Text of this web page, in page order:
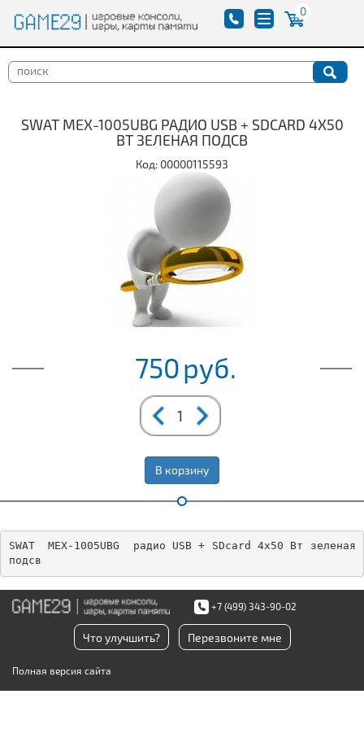
0
SWAT MEX-1005UBG РАДИО USB + SDCARD 4Х50
ВТ ЗЕЛЕНАЯ ПОДСВ
Код: 00000115593
750руб.
В корзину
SWAT  MEX-1005UBG  радио USB + SDcard 4х50 Вт зеленая
подсв
+7 (499) 343-90-02
Что улучшить? Перезвоните мне
Полная версия сайта